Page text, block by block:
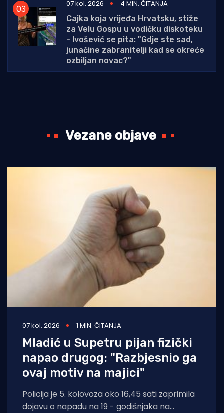
07 kol. 2026
4 MIN. ČITANJA
Cajka koja vrijeđa Hrvatsku, stiže
za Velu Gospu u vodičku diskoteku
- Ivošević se pita: "Gdje ste sad,
junačine zabranitelji kad se okreće
ozbiljan novac?"
Vezane objave
07 kol. 2026 1 MIN. ČITANJA
Mladić u Supetru pijan fizički
napao drugog: "Razbjesnio ga
ovaj motiv na majici"
Policija je 5. kolovoza oko 16,45 sati zaprimila
dojavu o napadu na 19 - godišnjaka na